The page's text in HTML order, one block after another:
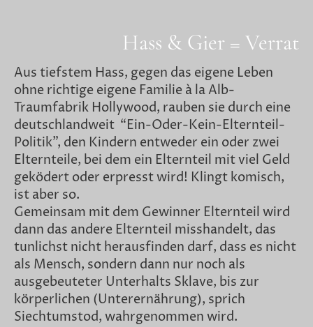
Hass & Gier = Verrat
Aus tiefstem Hass, gegen das eigene Leben
ohne richtige eigene Familie à la Alb-
Traumfabrik Hollywood, rauben sie durch eine
deutschlandweit “Ein-Oder-Kein-Elternteil-
Politik”, den Kindern entweder ein oder zwei
Elternteile, bei dem ein Elternteil mit viel Geld
geködert oder erpresst wird! Klingt komisch,
ist aber so.
Gemeinsam mit dem Gewinner Elternteil wird
dann das andere Elternteil misshandelt, das
tunlichst nicht herausfinden darf, dass es nicht
als Mensch, sondern dann nur noch als
ausgebeuteter Unterhalts Sklave, bis zur
körperlichen (Unterernährung), sprich
Siechtumstod, wahrgenommen wird.